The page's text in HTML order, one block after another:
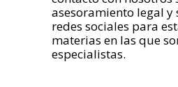
asesoramiento legal y
redes sociales para
materias en las que
especialistas.